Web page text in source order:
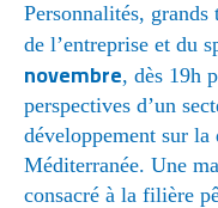
Personnalités,
de l’entreprise et du
novembre, dès 19h
perspectives d’un
développement sur la
Méditerranée. Une
consacré à la filière